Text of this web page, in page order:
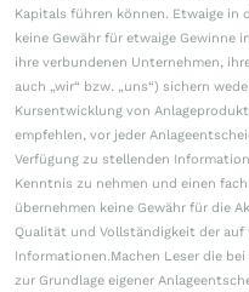
Kapitals führen können. Etwaige in
keine Gewähr für etwaige Gewinne
ihre verbundenen Unternehmen,
auch „wir“ bzw. „uns“) sichern
Kursentwicklung von
empfehlen, vor jeder
Verfügung zu stellenden
Kenntnis zu nehmen und einen
übernehmen keine Gewähr für die
Qualität und Vollständigkeit der auf
Informationen.Machen Leser die
zur Grundlage eigener